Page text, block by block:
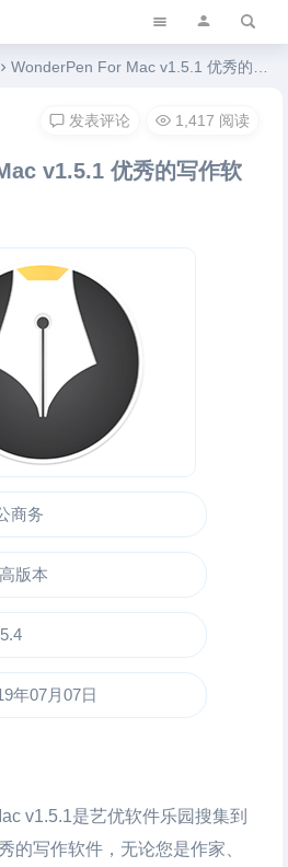
WonderPen For Mac v1.5.1 优秀的写作软件
v1.5.1 优秀的写作软
商务
版本
年07月07日
v1.5.1是艺优软件乐园搜集到
的写作软件 ，无论您是作家、
发表评论 1,417 阅读